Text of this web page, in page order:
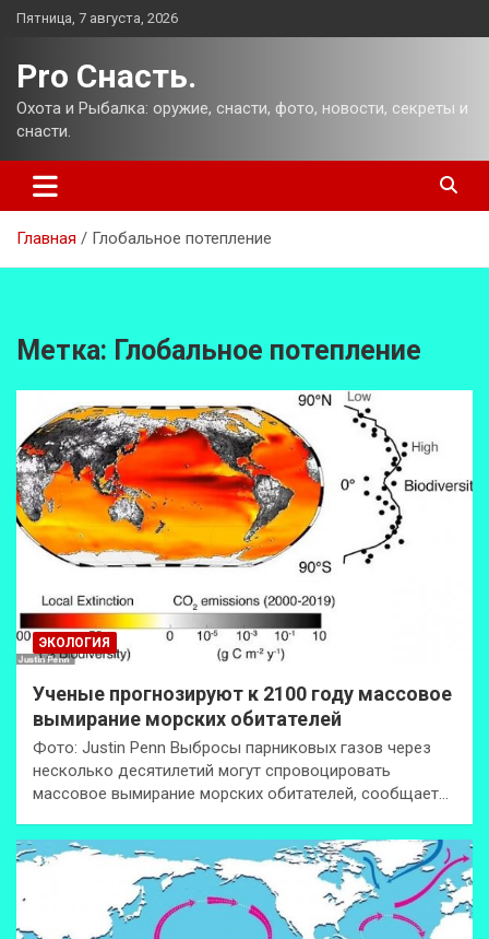
Перейти
Пятница, 7 августа, 2026
Pro Снасть.
Охота и Рыбалка: оружие, снасти, фото, новости, секреты и
снасти.
Главная Глобальное потепление
Метка: Глобальное потепление
ЭКОЛОГИЯ
Ученые прогнозируют к 2100 году массовое
вымирание морских обитателей
Фото: Justin Penn Выбросы парниковых газов через
несколько десятилетий могут спровоцировать
массовое вымирание морских обитателей, сообщает…